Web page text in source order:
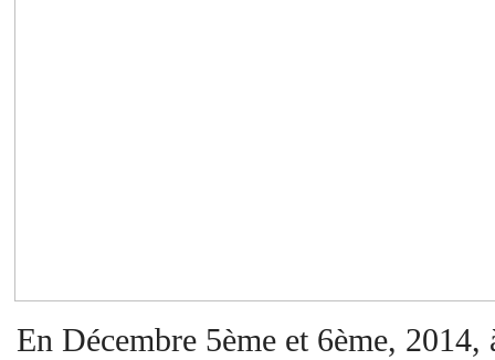
En Décembre 5ème et 6ème, 2014,